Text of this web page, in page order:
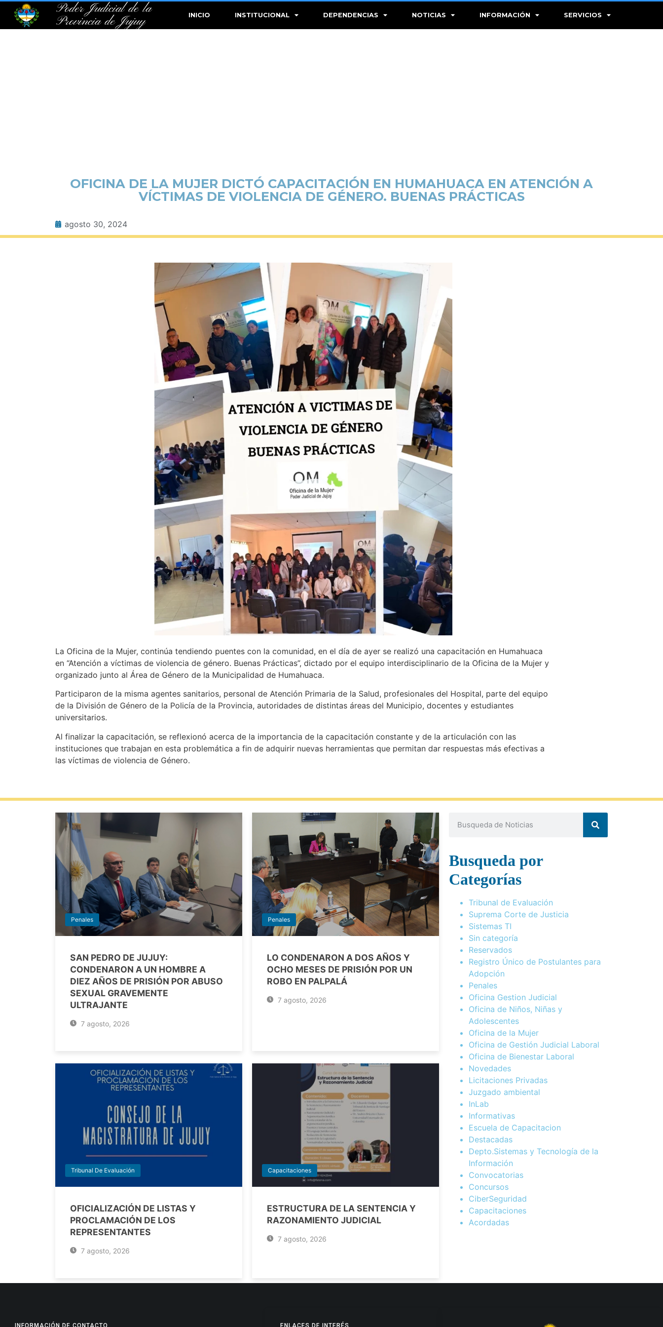
Poder Judicial de la
Provincia de Jujuy
INICIO INSTITUCIONAL DEPENDENCIAS NOTICIAS INFORMACIÓN SERVICIOS
OFICINA DE LA MUJER DICTÓ CAPACITACIÓN EN HUMAHUACA EN ATENCIÓN A
VÍCTIMAS DE VIOLENCIA DE GÉNERO. BUENAS PRÁCTICAS
agosto 30, 2024
La Oficina de la Mujer, continúa tendiendo puentes con la comunidad, en el día de ayer se realizó una capacitación en Humahuaca
en “Atención a víctimas de violencia de género. Buenas Prácticas”, dictado por el equipo interdisciplinario de la Oficina de la Mujer y
organizado junto al Área de Género de la Municipalidad de Humahuaca.
Participaron de la misma agentes sanitarios, personal de Atención Primaria de la Salud, profesionales del Hospital, parte del equipo
de la División de Género de la Policía de la Provincia, autoridades de distintas áreas del Municipio, docentes y estudiantes
universitarios.
Al finalizar la capacitación, se reflexionó acerca de la importancia de la capacitación constante y de la articulación con las
instituciones que trabajan en esta problemática a fin de adquirir nuevas herramientas que permitan dar respuestas más efectivas a
las víctimas de violencia de Género.
Penales
SAN PEDRO DE JUJUY:
CONDENARON A UN HOMBRE A
DIEZ AÑOS DE PRISIÓN POR ABUSO
SEXUAL GRAVEMENTE
ULTRAJANTE
7 agosto, 2026
Penales
LO CONDENARON A DOS AÑOS Y
OCHO MESES DE PRISIÓN POR UN
ROBO EN PALPALÁ
7 agosto, 2026
Tribunal De Evaluación
OFICIALIZACIÓN DE LISTAS Y
PROCLAMACIÓN DE LOS
REPRESENTANTES
7 agosto, 2026
Capacitaciones
ESTRUCTURA DE LA SENTENCIA Y
RAZONAMIENTO JUDICIAL
7 agosto, 2026
Busqueda por
Categorías
Tribunal de Evaluación
Suprema Corte de Justicia
Sistemas TI
Sin categoría
Reservados
Registro Único de Postulantes para
Adopción
Penales
Oficina Gestion Judicial
Oficina de Niños, Niñas y
Adolescentes
Oficina de la Mujer
Oficina de Gestión Judicial Laboral
Oficina de Bienestar Laboral
Novedades
Licitaciones Privadas
Juzgado ambiental
InLab
Informativas
Escuela de Capacitacion
Destacadas
Depto.Sistemas y Tecnología de la
Información
Convocatorias
Concursos
CiberSeguridad
Capacitaciones
Acordadas
INFORMACIÓN DE CONTACTO ENLACES DE INTERÉS